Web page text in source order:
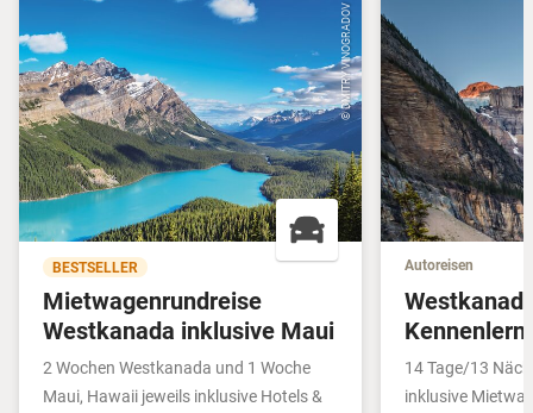
© DMITRY VINOGRADOV
BESTSELLER
Mietwagenrundreise
Westkanada inklusive Maui
2 Wochen Westkanada und 1 Woche
Maui, Hawaii jeweils inklusive Hotels &
Autoreisen
14 Tage/13
inklusive